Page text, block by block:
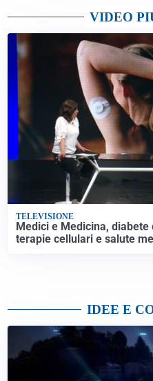
VIDEO
TELEVISIONE
Medici e Medicina,
terapie cellulari e salute
IDEE E